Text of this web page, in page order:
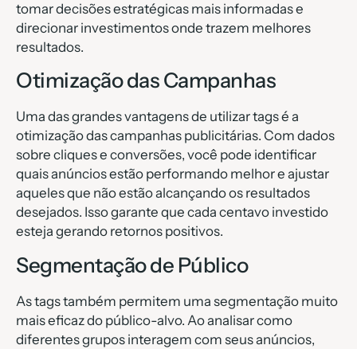
tomar decisões estratégicas mais informadas e
direcionar investimentos onde trazem melhores
resultados.
Otimização das Campanhas
Uma das grandes vantagens de utilizar tags é a
otimização das campanhas publicitárias. Com dados
sobre cliques e conversões, você pode identificar
quais anúncios estão performando melhor e ajustar
aqueles que não estão alcançando os resultados
desejados. Isso garante que cada centavo investido
esteja gerando retornos positivos.
Segmentação de Público
As tags também permitem uma segmentação muito
mais eficaz do público-alvo. Ao analisar como
diferentes grupos interagem com seus anúncios,